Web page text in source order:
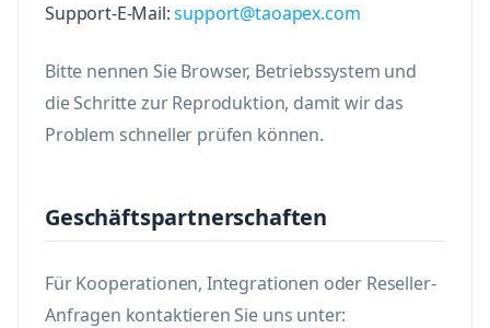
Support-E-Mail: support@taoapex.com
Bitte nennen Sie Browser, Betriebssystem und
die Schritte zur Reproduktion, damit wir das
Problem schneller prüfen können.
Geschäftspartnerschaften
Für Kooperationen, Integrationen oder Reseller-
Anfragen kontaktieren Sie uns unter: